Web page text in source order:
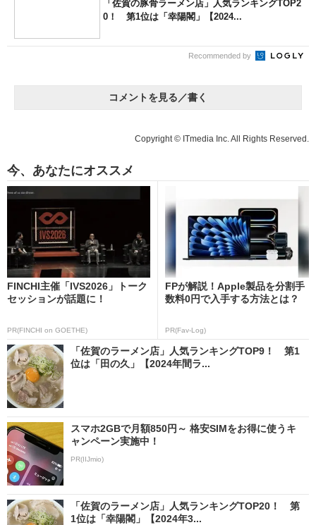
「佐賀の豚骨ラーメン店」人気ランキングTOP2
0！ 第1位は「幸陽閣」【2024...
Recommended by
コメントを見る／書く
Copyright © ITmedia Inc. All Rights Reserved.
今、あなたにオススメ
FINCHI主催「IVS2026」トーク
セッションが話題に！
PR(FINCHI on GOETHE)
FPが解説！Apple製品を分割手
数料0円で入手する方法とは？
PR(Fav-Log)
「佐賀のラーメン店」人気ランキングTOP9！ 第1
位は「田の久」【2024年間ラ...
スマホ2GBで月額850円～ 格安SIMをお得に使うキ
ャンペーン実施中！
PR(IIJmio)
「佐賀のラーメン店」人気ランキングTOP20！ 第
1位は「幸陽閣」【2024年3...